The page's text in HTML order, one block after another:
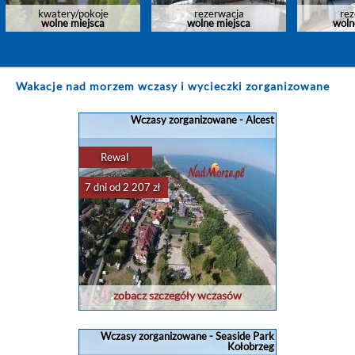
kwatery/pokoje
wolne miejsca
rezerwacja
wolne miejsca
Wakacje nad morzem wczasy i wycieczki zorganizowane
Wczasy zorganizowane - Alcest
Rewal
7 dni od 2 207 zł
zobacz szczegóły wczasów
Wczasy zorganizowane - Seaside Park
Kołobrzeg